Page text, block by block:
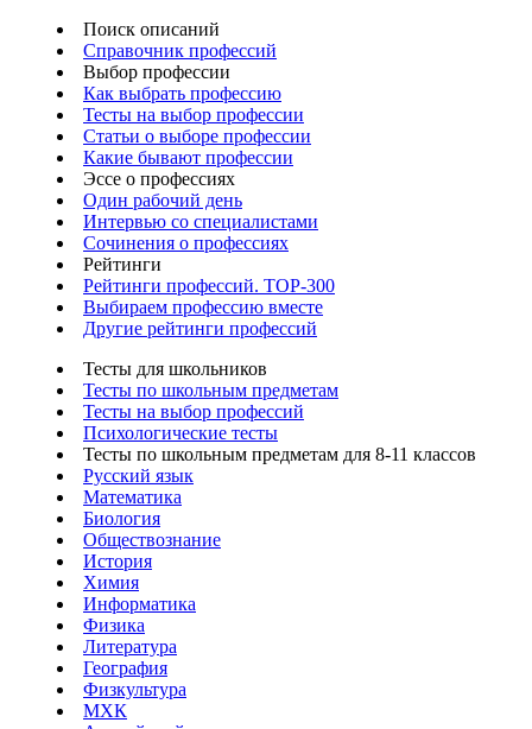
Поиск описаний
Справочник профессий
Выбор профессии
Как выбрать профессию
Тесты на выбор профессии
Статьи о выборе профессии
Какие бывают профессии
Эссе о профессиях
Один рабочий день
Интервью со специалистами
Сочинения о профессиях
Рейтинги
Рейтинги профессий. TOP-300
Выбираем профессию вместе
Другие рейтинги профессий
Тесты для школьников
Тесты по школьным предметам
Тесты на выбор профессий
Психологические тесты
Тесты по школьным предметам для 8-11 классов
Русский язык
Математика
Биология
Обществознание
История
Химия
Информатика
Физика
Литература
География
Физкультура
МХК